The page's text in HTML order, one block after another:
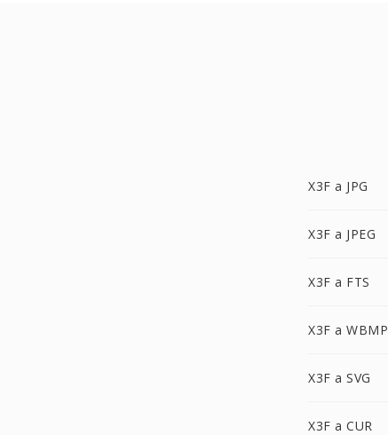
X3F a JPG
X3F a JPEG
X3F a FTS
X3F a WBMP
X3F a SVG
X3F a CUR